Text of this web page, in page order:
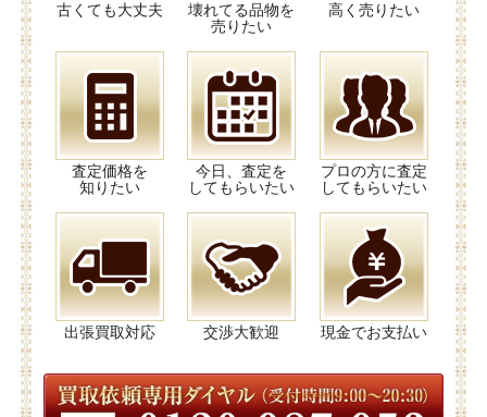
古くても大丈夫
壊れてる品物を
売りたい
高く売りたい
査定価格を
知りたい
今日、査定を
してもらいたい
プロの方に査定
してもらいたい
出張買取対応 交渉大歓迎 現金でお支払い